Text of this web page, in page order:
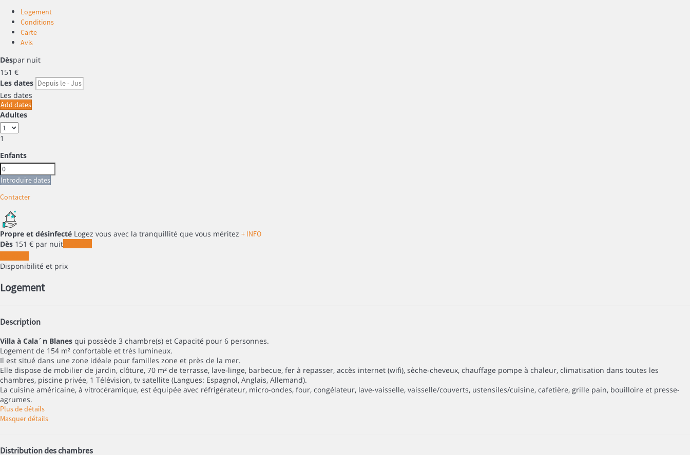
Logement
Conditions
Carte
Avis
Dèspar nuit
151 €
Les dates
Les dates
Add dates
Adultes
1
Enfants
Introduire dates
Contacter
Propre et désinfecté Logez vous avec la tranquillité que vous méritez + INFO
Dès 151 € par nuit
Disponibilité et prix
Logement
Description
Villa à Cala´n Blanes qui possède 3 chambre(s) et Capacité pour 6 personnes.
Logement de 154 m² confortable et très lumineux.
Il est situé dans une zone idéale pour familles zone et près de la mer.
Elle dispose de mobilier de jardin, clôture, 70 m² de terrasse, lave-linge, barbecue, fer à repasser, accès internet (wifi), sèche-cheveux, chauffage pompe à chaleur, climatisation dans toutes les
chambres, piscine privée, 1 Télévision, tv satellite (Langues: Espagnol, Anglais, Allemand).
La cuisine américaine, à vitrocéramique, est équipée avec réfrigérateur, micro-ondes, four, congélateur, lave-vaisselle, vaisselle/couverts, ustensiles/cuisine, cafetière, grille pain, bouilloire et presse-
agrumes.
Plus de détails
Masquer détails
Distribution des chambres